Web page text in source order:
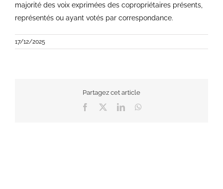
majorité des voix exprimées des copropriétaires présents,
représentés ou ayant votés par correspondance.
17/12/2025
Partagez cet article
Facebook LinkedIn